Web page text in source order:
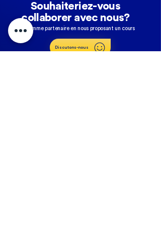
Souhaiteriez-vous
collaborer avec nous?
Comme partenaire en nous proposant un cours
Discutons-nous